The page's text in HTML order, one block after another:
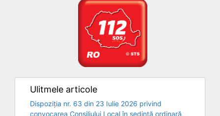
Ulitmele articole
Dispoziția nr. 63 din 23 Iulie 2026 privind
convocarea Consiliului Local în ședință ordinară